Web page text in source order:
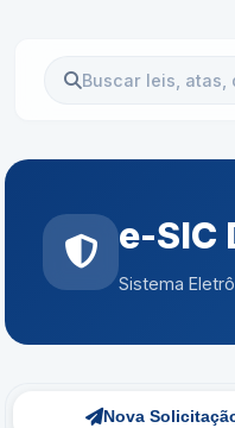
e-SIC
Sistema
Nova